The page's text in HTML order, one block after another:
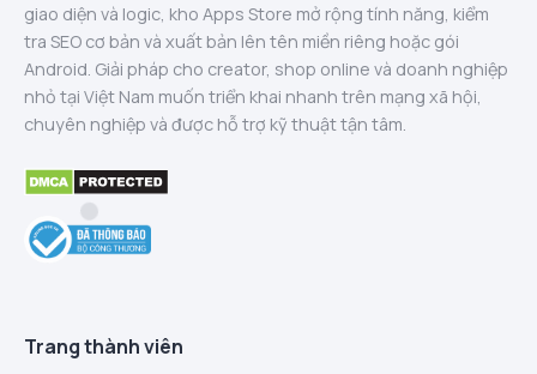
giao diện và logic, kho Apps Store mở rộng tính năng, kiểm
tra SEO cơ bản và xuất bản lên tên miền riêng hoặc gói
Android. Giải pháp cho creator, shop online và doanh nghiệp
nhỏ tại Việt Nam muốn triển khai nhanh trên mạng xã hội,
chuyên nghiệp và được hỗ trợ kỹ thuật tận tâm.
Trang thành viên